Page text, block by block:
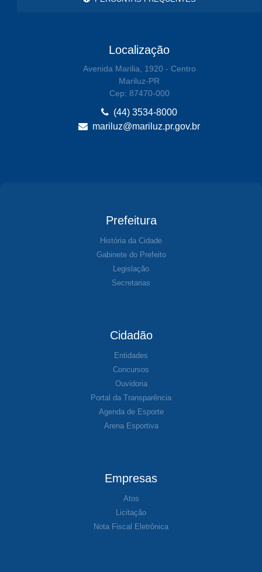
Localização
Avenida Marilia, 1920 - Centro
Mariluz-PR
Cep: 87470-000
(44) 3534-8000
mariluz@mariluz.pr.gov.br
Prefeitura
História da Cidade
Gabinete do Prefeito
Legislação
Secretarias
Cidadão
Entidades
Concursos
Ouvidoria
Portal da Transparência
Agenda de Esporte
Arena Esportiva
Empresas
Atos
Licitação
Nota Fiscal Eletrônica